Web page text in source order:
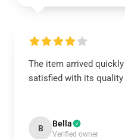
The item arrived
satisfied with its quality
B Bella
Verified owner